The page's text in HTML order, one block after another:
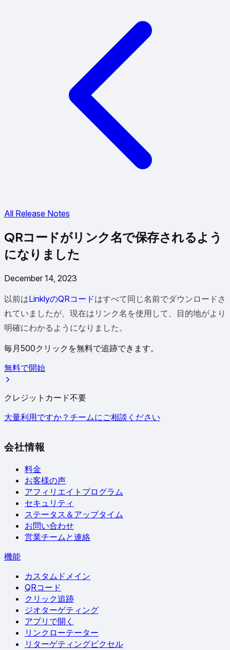
All Release Notes
QRコードがリンク名で保存されるよう
になりました
December 14, 2023
以前はLinklyのQRコードはすべて同じ名前でダウンロードさ
れていましたが、現在はリンク名を使用して、目的地がより
明確にわかるようになりました。
毎月500クリックを無料で追跡できます。
無料で開始
クレジットカード不要
大量利用ですか？チームにご相談ください
会社情報
料金
お客様の声
アフィリエイトプログラム
セキュリティ
ステータス＆アップタイム
お問い合わせ
営業チームと連絡
機能
カスタムドメイン
QRコード
クリック追跡
ジオターゲティング
アプリで開く
リンクローテーター
リターゲティングピクセル